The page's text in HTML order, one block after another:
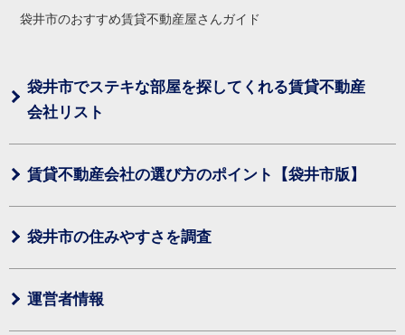
袋井市のおすすめ賃貸不動産屋さんガイド
袋井市でステキな部屋を探してくれる賃貸不動産
会社リスト
賃貸不動産会社の選び方のポイント【袋井市版】
袋井市の住みやすさを調査
運営者情報